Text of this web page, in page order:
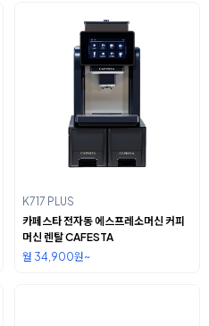
K717 PLUS
카페스타 전자동 에스프레소머신 커피
머신 렌탈 CAFESTA
월 34,900원~